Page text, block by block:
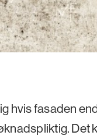
hvis fasaden
Det